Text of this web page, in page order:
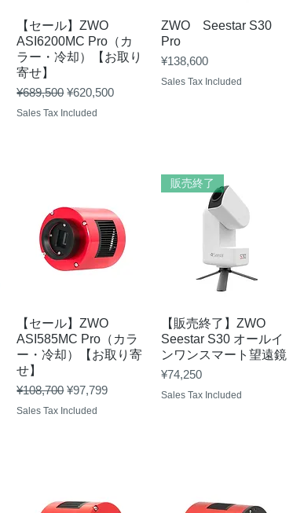
Quick View
【セール】ZWO
ASI6200MC Pro（カ
ラー・冷却）【お取り
寄せ】
Regular Price
¥689,500 Sale Price
¥620,500
Sales Tax Included
Quick View
ZWO Seestar S30
Pro
Price
¥138,600
Sales Tax Included
Quick View
【セール】ZWO
ASI585MC Pro（カラ
ー・冷却）【お取り寄
せ】
Regular Price
¥108,700 Sale Price
¥97,799
Sales Tax Included
Quick View
販売終了
【販売終了】ZWO
Seestar S30 オールイ
ンワンスマート望遠鏡
Price
¥74,250
Sales Tax Included